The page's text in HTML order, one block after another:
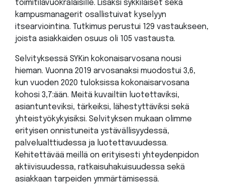
toimitilavuokralaisille. Lisäksi sykkiläiset sekä
kampusmanagerit osallistuivat kyselyyn
itsearviointina. Tutkimus perustui 129 vastaukseen,
joista asiakkaiden osuus oli 105 vastausta.
Selvityksessä SYKin kokonaisarvosana nousi
hieman. Vuonna 2019 arvosanaksi muodostui 3,6,
kun vuoden 2020 tuloksissa kokonaisarvosana
kohosi 3,7:ään. Meitä kuvailtiin luotettaviksi,
asiantunteviksi, tärkeiksi, lähestyttäviksi sekä
yhteistyökykyisiksi. Selvityksen mukaan olimme
erityisen onnistuneita ystävällisyydessä,
palvelualttiudessa ja luotettavuudessa.
Kehitettävää meillä on erityisesti yhteydenpidon
aktiivisuudessa, ratkaisuhakuisuudessa sekä
asiakkaan tarpeiden ymmärtämisessä.